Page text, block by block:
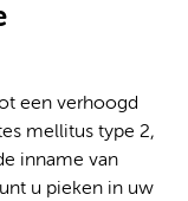
een verhoogd
mellitus type 2,
inname van
u pieken in uw